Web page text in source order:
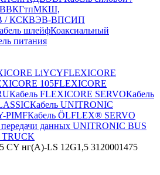
КГтпМКШ,
/ КСКВЭВ-ВПСИП
шлейфКоаксиальный
питания
LiYCYFLEXICORE
105FLEXICORE
Кабель FLEXICORE SERVOКабель
Кабель UNITRONIC
PIMFКабель ÖLFLEX® SERVO
передачи данных UNITRONIC BUS
CY нг(А)-LS 12G1,5 3120001475